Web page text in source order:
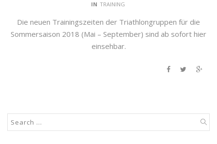
IN TRAINING
Die neuen Trainingszeiten der Triathlongruppen für die
Sommersaison 2018 (Mai – September) sind ab sofort hier
einsehbar.